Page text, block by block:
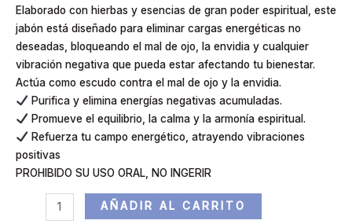
Elaborado con hierbas y esencias de gran poder espiritual, este
jabón está diseñado para eliminar cargas energéticas no
deseadas, bloqueando el mal de ojo, la envidia y cualquier
vibración negativa que pueda estar afectando tu bienestar.
Actúa como escudo contra el mal de ojo y la envidia.
Purifica y elimina energías negativas acumuladas.
Promueve el equilibrio, la calma y la armonía espiritual.
Refuerza tu campo energético, atrayendo vibraciones
positivas
PROHIBIDO SU USO ORAL, NO INGERIR
AÑADIR AL CARRITO